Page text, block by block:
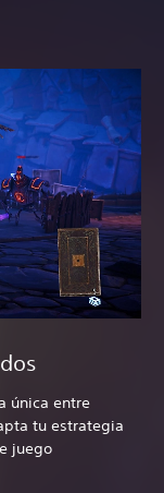
única entre
tu estrategia
juego